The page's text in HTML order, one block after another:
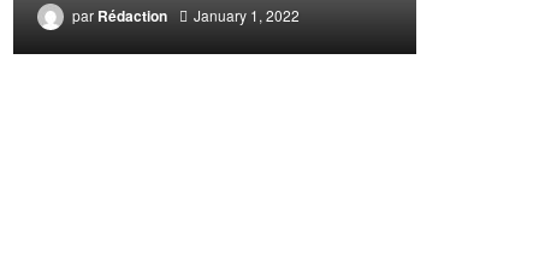
par Rédaction January 1, 2022